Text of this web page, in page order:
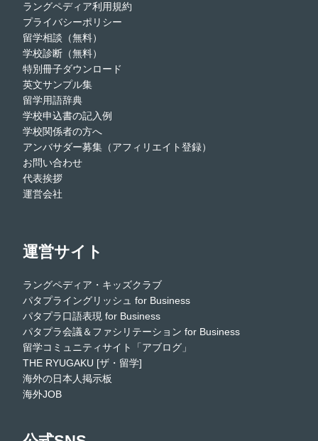
ラングペディア利用規約
プライバシーポリシー
留学相談（無料）
学校診断（無料）
特別冊子ダウンロード
英文サンプル集
留学用語辞典
学校申込書の記入例
学校関係者の方へ
アンバサダー募集（アフィリエイト登録）
お問い合わせ
代表挨拶
運営会社
運営サイト
ラングペディア・キッズクラブ
パタプライングリッシュ for Business
パタプラ口語表現 for Business
パタプラ会議＆ファシリテーション for Business
留学コミュニティサイト「アブログ」
THE RYUGAKU [ザ・留学]
海外の日本人掲示板
海外JOB